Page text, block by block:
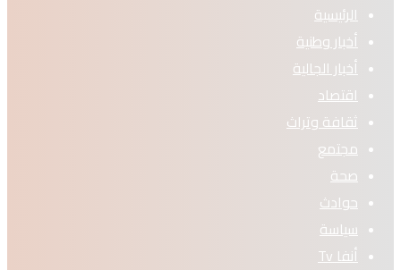
الرئيسية
أخبار وطنية
أخبار الجالية
اقتصاد
ثقافة وتراث
مجتمع
صحة
حوادث
سياسة
أنفا Tv